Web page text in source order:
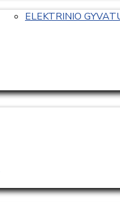
ELEKTRINIO